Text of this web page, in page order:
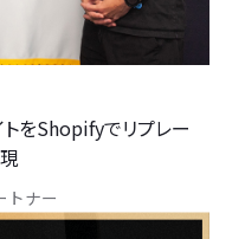
をShopifyでリプレー
トナー